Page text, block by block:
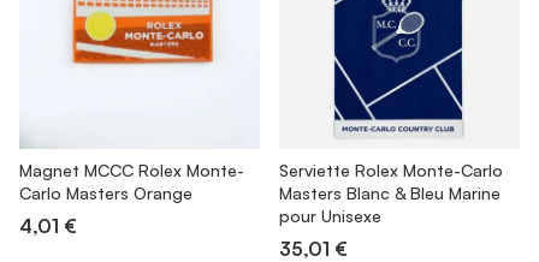
Magnet MCCC Rolex Monte-
Carlo Masters Orange
4,01 €
Serviette Rolex Monte-Carlo
Masters Blanc & Bleu Marine
pour Unisexe
35,01 €